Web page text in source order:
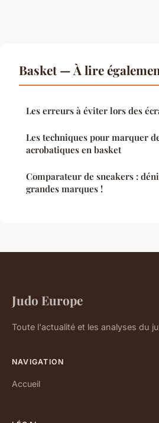
Basket — À lire
Les erreurs à éviter lors des
Les techniques pour marquer
acrobatiques en basket
Comparateur de sneakers :
grandes marques !
Judo Europe
Toute l'actualité et les analyses du
NAVIGATION
Accueil